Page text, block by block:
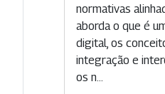
normativas
aborda o que é
digital, os
integração e
os n...